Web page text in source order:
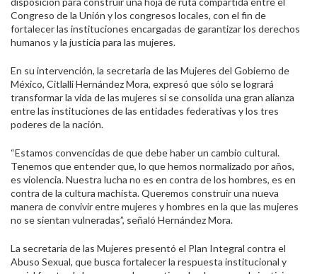
Congreso de la Unión y los congresos locales, con el fin de
fortalecer las instituciones encargadas de garantizar los derechos
humanos y la justicia para las mujeres.
En su intervención, la secretaria de las Mujeres del Gobierno de
México, Citlalli Hernández Mora, expresó que sólo se logrará
transformar la vida de las mujeres si se consolida una gran alianza
entre las instituciones de las entidades federativas y los tres
poderes de la nación.
“Estamos convencidas de que debe haber un cambio cultural.
Tenemos que entender que, lo que hemos normalizado por años,
es violencia. Nuestra lucha no es en contra de los hombres, es en
contra de la cultura machista. Queremos construir una nueva
manera de convivir entre mujeres y hombres en la que las mujeres
no se sientan vulneradas”, señaló Hernández Mora.
La secretaria de las Mujeres presentó el Plan Integral contra el
Abuso Sexual, que busca fortalecer la respuesta institucional y